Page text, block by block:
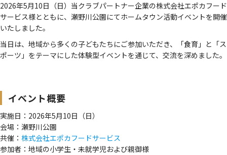
2026年5月10日（日）当クラブパートナー企業の株式会社エポカフード
サービス様とともに、瀬野川公園にてホームタウン活動イベントを開催
いたしました。
当日は、地域から多くの子どもたちにご参加いただき、「食育」と「ス
ポーツ」をテーマにした体験型イベントを通じて、交流を深めました。
イベント概要
実施日：2026年5月10日（日）
会場：瀬野川公園
共催： 株式会社エポカフードサービス
参加者：地域の小学生・未就学児および親御様